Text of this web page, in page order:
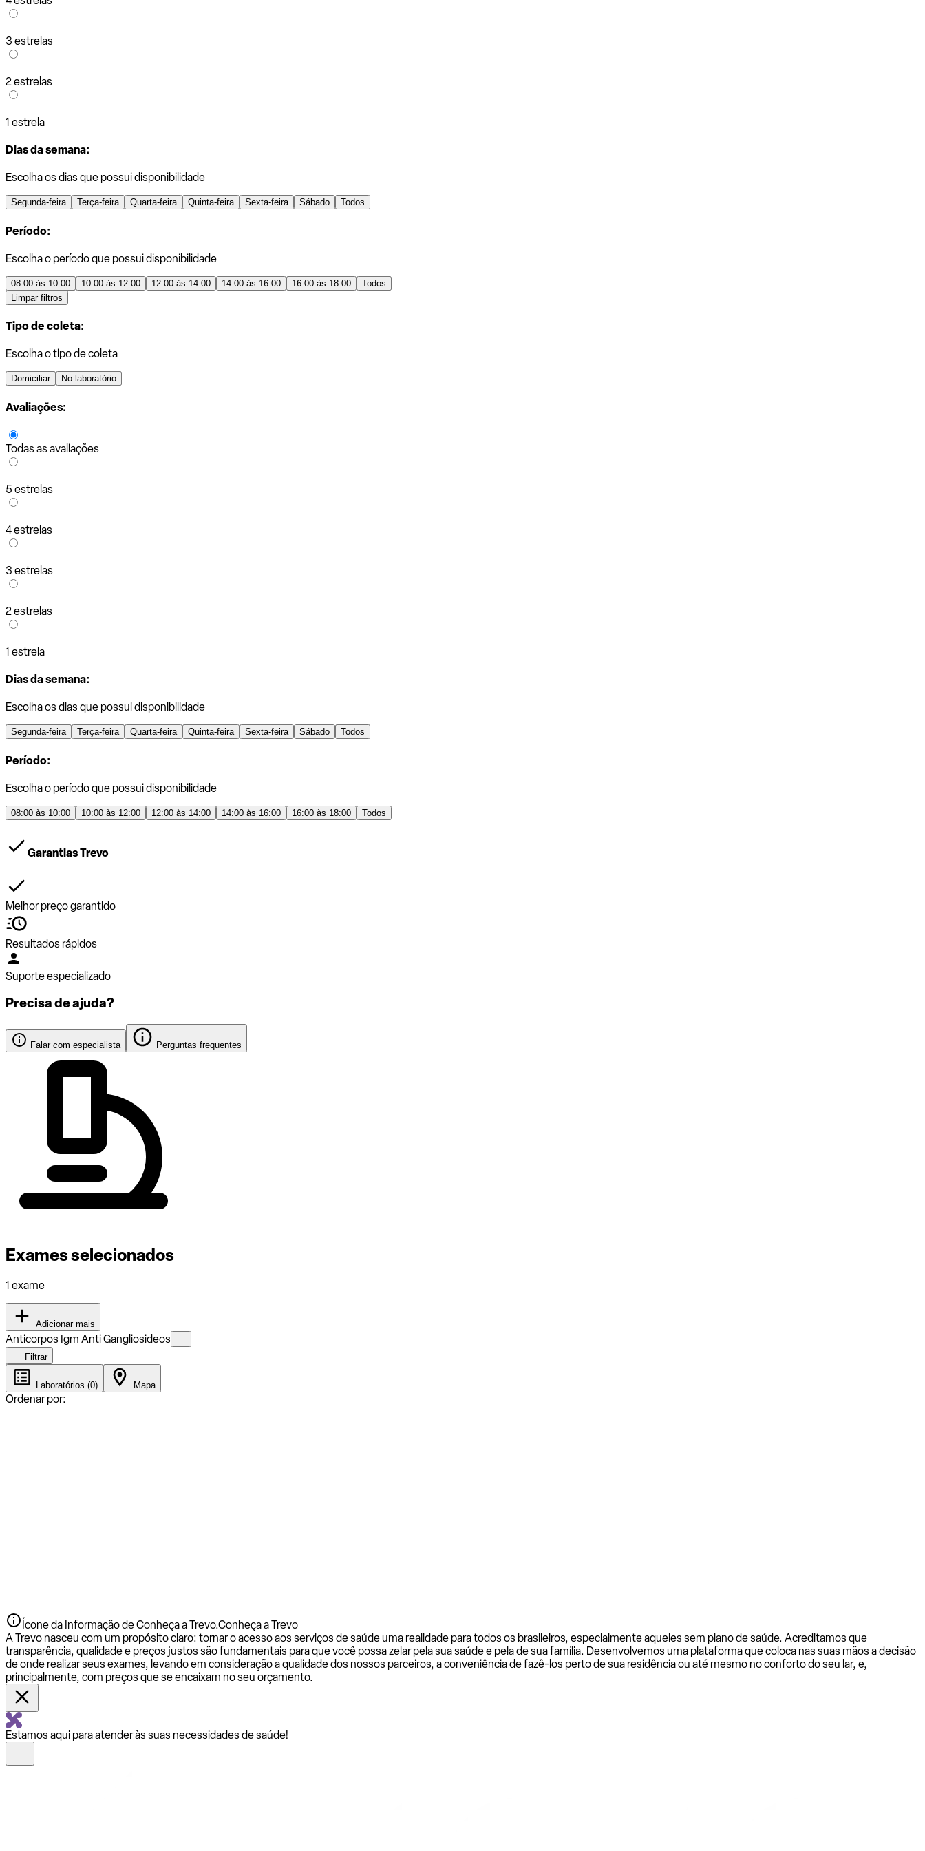
3 estrelas
2 estrelas
1 estrela
Dias da semana:
Escolha os dias que possui disponibilidade
Segunda-feira Terça-feira Quarta-feira Quinta-feira Sexta-feira Sábado Todos
Período:
Escolha o período que possui disponibilidade
08:00 às 10:00 10:00 às 12:00 12:00 às 14:00 14:00 às 16:00 16:00 às 18:00
Todos
Limpar filtros
Tipo de coleta:
Escolha o tipo de coleta
Domiciliar No laboratório
Avaliações:
Todas as avaliações
5 estrelas
4 estrelas
3 estrelas
2 estrelas
1 estrela
Dias da semana:
Escolha os dias que possui disponibilidade
Segunda-feira Terça-feira Quarta-feira Quinta-feira Sexta-feira Sábado Todos
Período:
Escolha o período que possui disponibilidade
08:00 às 10:00 10:00 às 12:00 12:00 às 14:00 14:00 às 16:00 16:00 às 18:00 Todos
Garantias Trevo
Melhor preço garantido
Resultados rápidos
Suporte especializado
Precisa de ajuda?
Falar com especialista Perguntas frequentes
Exames selecionados
1 exame
Adicionar mais
Anticorpos Igm Anti Gangliosideos
Filtrar
Laboratórios (0) Mapa
Ordenar por:
Ícone da Informação de Conheça a Trevo.Conheça a Trevo
A Trevo nasceu com um propósito claro: tornar o acesso aos serviços de saúde uma realidade para todos os brasileiros, especialmente aqueles sem plano de saúde. Acreditamos que
transparência, qualidade e preços justos são fundamentais para que você possa zelar pela sua saúde e pela de sua família. Desenvolvemos uma plataforma que coloca nas suas mãos a decisão
de onde realizar seus exames, levando em consideração a qualidade dos nossos parceiros, a conveniência de fazê-los perto de sua residência ou até mesmo no conforto do seu lar, e,
principalmente, com preços que se encaixam no seu orçamento.
Estamos aqui para atender às suas necessidades de saúde!